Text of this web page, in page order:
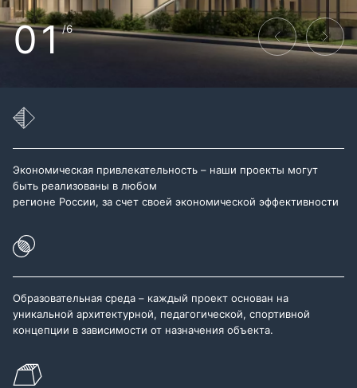
01/6
Экономическая привлекательность – наши проекты могут
быть реализованы в любом
регионе России, за счет своей экономической эффективности
Образовательная среда – каждый проект основан на
уникальной архитектурной, педагогической, спортивной
концепции в зависимости от назначения объекта.